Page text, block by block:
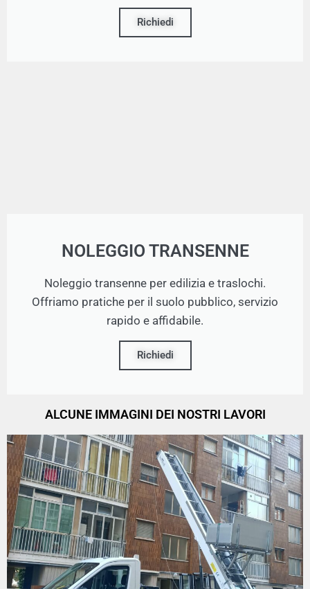
Richiedi
NOLEGGIO TRANSENNE
Noleggio transenne per edilizia e traslochi.
Offriamo pratiche per il suolo pubblico, servizio
rapido e affidabile.
Richiedi
ALCUNE IMMAGINI DEI NOSTRI LAVORI